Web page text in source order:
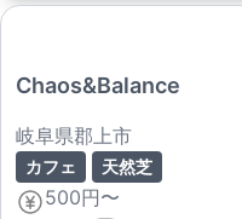
Chaos&Balance
岐阜県郡上市
カフェ 天然芝
500円〜